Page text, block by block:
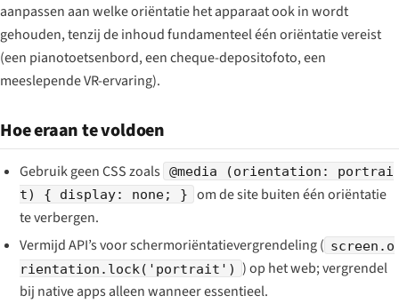
aanpassen aan welke oriëntatie het apparaat ook in wordt
gehouden, tenzij de inhoud fundamenteel één oriëntatie vereist
(een pianotoetsenbord, een cheque-depositofoto, een
meeslepende VR-ervaring).
Hoe eraan te voldoen
Gebruik geen CSS zoals @media (orientation: portrai
t) { display: none; }
om de site buiten één oriëntatie
te verbergen.
Vermijd API’s voor schermoriëntatievergrendeling ( screen.o
rientation.lock('portrait') ) op het web; vergrendel
bij native apps alleen wanneer essentieel.